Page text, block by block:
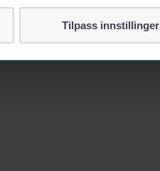
Tilpass innstillinger